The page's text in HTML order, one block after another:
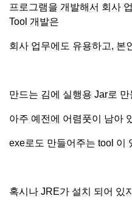
프로그램을 개발해서 회사
Tool 개발은
회사 업무에도 유용하고, 본
만드는 김에 실행용 Jar로
아주 예전에 어렴풋이 남아
exe로도 만들어주는 tool 이
혹시나 JRE가 설치 되어 있